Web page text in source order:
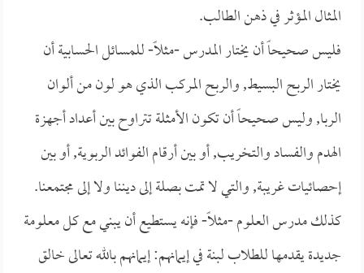
المثال المؤثر في ذهن الطالب.
فليس صحيحاً أن يختار المدرس -مثلاً- للمسائل الحسابية أن
يختار الربح البسيط, والربح المركب الذي هو لون من ألوان
الربا, وليس صحيحاً أن تكون الأمثلة تتراوح بين أعداد أجهزة
الهدم والفساد والتخريب, أو بين أرقام الفوائد الربوية, أو بين
إحصائيات غريبة, والتي لا تمت بصلة إلى ديننا ولا إلى مجتمعنا.
كذلك مدرس العلوم -مثلاً- فإنه يستطيع أن يبني مع كل معلومة
جديدة يقدمها للطلاب لبنة في إيمانهم: إيمانهم بالله تعالى خالق